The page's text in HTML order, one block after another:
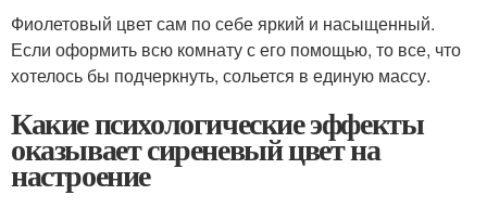
Фиолетовый цвет сам по себе яркий и насыщенный.
Если оформить всю комнату с его помощью, то все, что
хотелось бы подчеркнуть, сольется в единую массу.
Какие психологические эффекты
оказывает сиреневый цвет на
настроение